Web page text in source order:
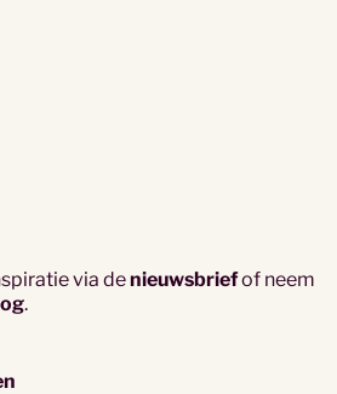
via denieuwsbriefof neem
.